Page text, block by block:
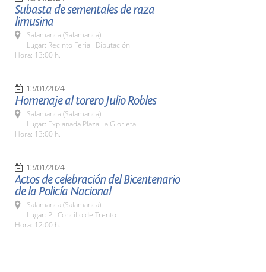
Subasta de sementales de raza
limusina
Salamanca (Salamanca)
Lugar: Recinto Ferial. Diputación
Hora: 13:00 h.
13/01/2024
Homenaje al torero Julio Robles
Salamanca (Salamanca)
Lugar: Explanada Plaza La Glorieta
Hora: 13:00 h.
13/01/2024
Actos de celebración del Bicentenario
de la Policía Nacional
Salamanca (Salamanca)
Lugar: Pl. Concilio de Trento
Hora: 12:00 h.